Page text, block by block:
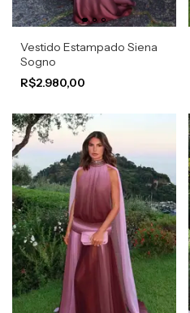
Vestido Estampado Siena
Sogno
R$2.980,00